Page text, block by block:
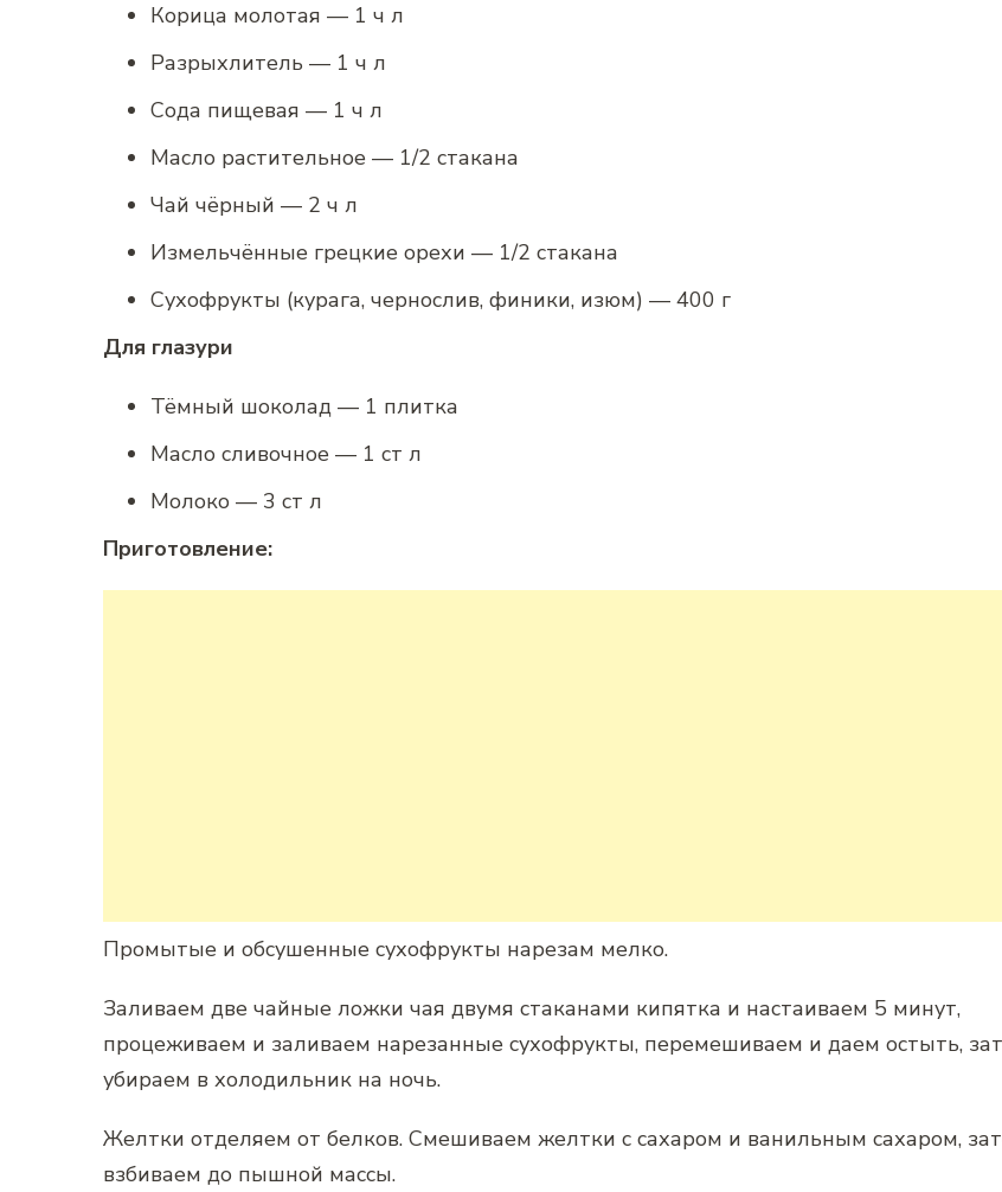
Корица молотая — 1 ч л
Разрыхлитель — 1 ч л
Сода пищевая — 1 ч л
Масло растительное — 1/2 стакана
Чай чёрный — 2 ч л
Измельчённые грецкие орехи — 1/2 стакана
Сухофрукты (курага, чернослив, финики, изюм) — 400 г
Для глазури
Тёмный шоколад — 1 плитка
Масло сливочное — 1 ст л
Молоко — 3 ст л
Приготовление:
Промытые и обсушенные сухофрукты нарезам мелко.
Заливаем две чайные ложки чая двумя стаканами кипятка и настаиваем 5 минут,
процеживаем и заливаем нарезанные сухофрукты, перемешиваем и даем остыть,
убираем в холодильник на ночь.
Желтки отделяем от белков. Смешиваем желтки с сахаром и ванильным сахаром,
взбиваем до пышной массы.